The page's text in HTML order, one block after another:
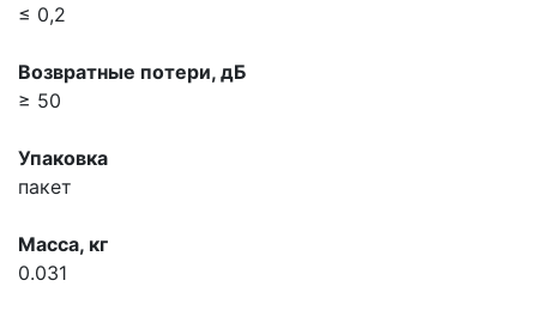
≤ 0,2
Возвратные потери, дБ
≥ 50
Упаковка
пакет
Масса, кг
0.031